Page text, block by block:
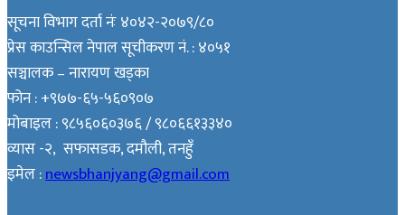
सूचना विभाग दर्ता नंः ४०४२-२०७९/८०
प्रेस काउन्सिल नेपाल सूचीकरण नं. : ४०५१
सञ्चालक – नारायण खड्का
फोन : +९७७-६५-५६०९०७
मोबाइल : ९८५६०६०३७६ / ९८०६६१३३४०
व्यास -२, सफासडक, दमौली, तनहुँ
इमेल :newsbhanjyang@gmail.com